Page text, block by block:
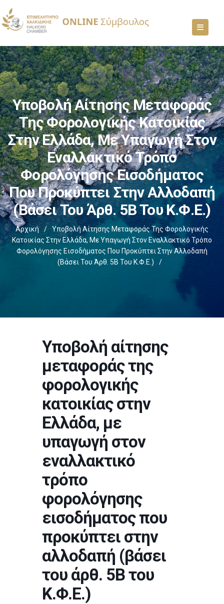
Υποβολή Αίτησης Μεταφοράς
Της Φορολογικής Κατοικίας
Στην Ελλάδα, Με Υπαγωγή Στον
Εναλλακτικό Τρόπο
Φορολόγησης Εισοδήματος
Που Προκύπτει Στην Αλλοδαπή
(βάσει Του Άρθ. 5Β Του Κ.Φ.Ε.)
Αρχική /
Υποβολή Αίτησης Μεταφοράς Της Φορολογικής
Κατοικίας Στην Ελλάδα, Με Υπαγωγή Στον Εναλλακτικό Τρόπο
Φορολόγησης Εισοδήματος Που Προκύπτει Στην Αλλοδαπή
(βάσει Του Άρθ. 5Β Του Κ.Φ.Ε.)
/
Υποβολή αίτησης
μεταφοράς της
φορολογικής
κατοικίας στην
Ελλάδα, με
υπαγωγή στον
εναλλακτικό
τρόπο
φορολόγησης
εισοδήματος που
προκύπτει στην
αλλοδαπή (βάσει
του άρθ. 5Β του
Κ.Φ.Ε.)